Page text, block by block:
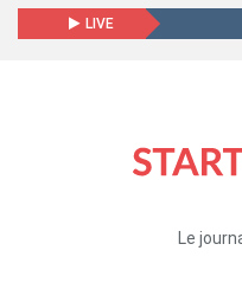
LIVE
Le